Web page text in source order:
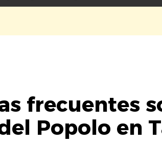
frecuentes
Popolo en